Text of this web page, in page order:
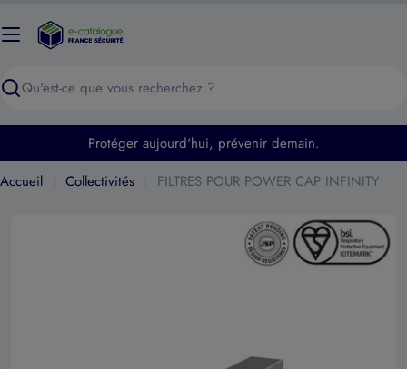
au
Recherche
Protéger aujourd'hui, prévenir demain.
Accueil
Collectivités FILTRES POUR POWER CAP INFINITY